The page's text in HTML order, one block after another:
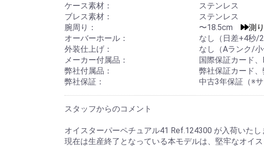
ケース素材：
ステンレス
ブレス素材：
ステンレス
腕周り：
〜18.5cm
測
オーバーホール：
なし（日差+4秒/
外装仕上げ：
なし（Aランク/小
メーカー付属品：
国際保証カード
弊社付属品：
弊社保証カード
弊社保証：
中古3年保証（※
スタッフからのコメント
オイスターパーペチュアル41 Ref.124300 が入荷いたし
現在は生産終了となっている本モデルは、堅牢なオイ